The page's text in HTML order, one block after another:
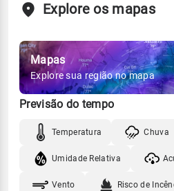
Explore os mapas
Mapas
Explore sua região no mapa
Previsão do tempo
Temperatura Chuva
Umidade Relativa
Vento Risco de